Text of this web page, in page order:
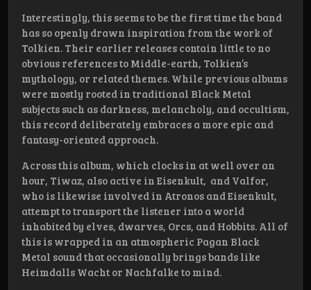
Interestingly, this seems to be the first time the band
has so openly drawn inspiration from the work of
Tolkien. Their earlier releases contain little to no
obvious references to Middle-earth, Tolkien’s
mythology, or related themes. While previous albums
were mostly rooted in traditional Black Metal
subjects such as darkness, melancholy, and occultism,
this record deliberately embraces a more epic and
fantasy-oriented approach.
Across this album, which clocks in at well over an
hour, Tiwaz, also active in Eisenkult, and Valfor,
who is likewise involved in Atronos and Eisenkult,
attempt to transport the listener into a world
inhabited by elves, dwarves, Orcs, and Hobbits. All of
this is wrapped in an atmospheric Pagan Black
Metal sound that occasionally brings bands like
Heimdalls Wacht or Nachfalke to mind.